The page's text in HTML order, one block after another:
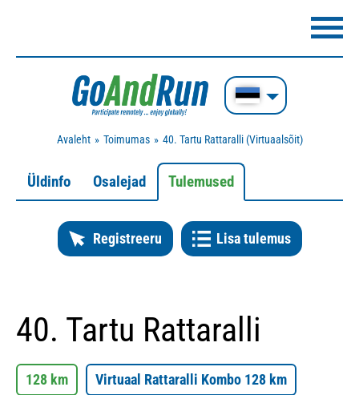
Avaleht Toimumas 40. Tartu Rattaralli (Virtuaalsõit)
Üldinfo Osalejad Tulemused
Registreeru Lisa tulemus
40. Tartu Rattaralli
128 km Virtuaal Rattaralli Kombo 128 km